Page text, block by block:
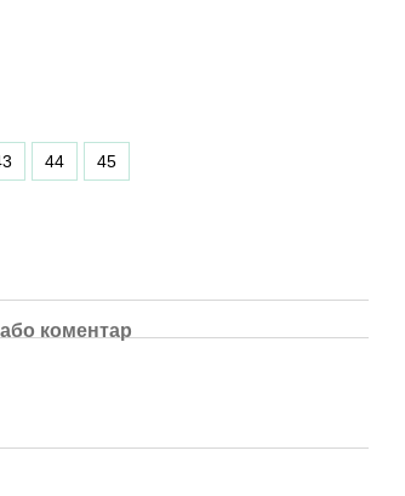
44 45
коментар